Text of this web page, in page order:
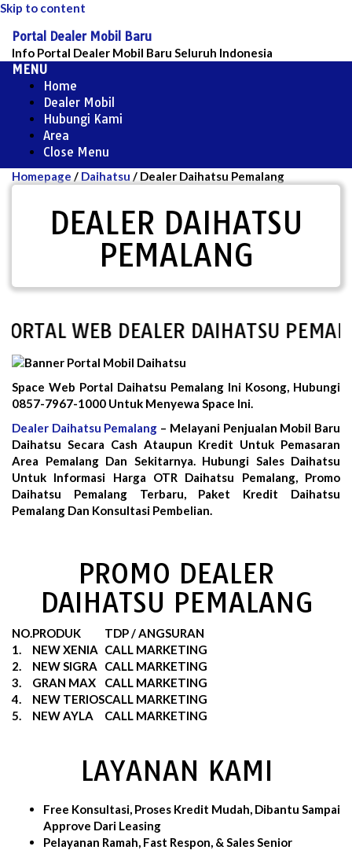
Skip to content
Portal Dealer Mobil Baru
Info Portal Dealer Mobil Baru Seluruh Indonesia
MENU
Home
Dealer Mobil
Hubungi Kami
Area
Close Menu
Homepage / Daihatsu / Dealer Daihatsu Pemalang
DEALER DAIHATSU
PEMALANG
WEB DEALER DAIHATSU
Space Web Portal Daihatsu Pemalang Ini Kosong, Hubungi
0857-7967-1000 Untuk Menyewa Space Ini.
Dealer Daihatsu Pemalang – Melayani Penjualan Mobil Baru
Daihatsu Secara Cash Ataupun Kredit Untuk Pemasaran
Area Pemalang Dan Sekitarnya. Hubungi Sales Daihatsu
Untuk Informasi Harga OTR Daihatsu Pemalang, Promo
Daihatsu Pemalang Terbaru, Paket Kredit Daihatsu
Pemalang Dan Konsultasi Pembelian.
PROMO DEALER
DAIHATSU PEMALANG
NO.PRODUK
TDP / ANGSURAN
1.
NEW XENIA CALL MARKETING
2.
NEW SIGRA
CALL MARKETING
3.
GRAN MAX
CALL MARKETING
4.
NEW TERIOSCALL MARKETING
5.
NEW AYLA CALL MARKETING
LAYANAN KAMI
Free Konsultasi, Proses Kredit Mudah, Dibantu Sampai
Approve Dari Leasing
Pelayanan Ramah, Fast Respon, & Sales Senior